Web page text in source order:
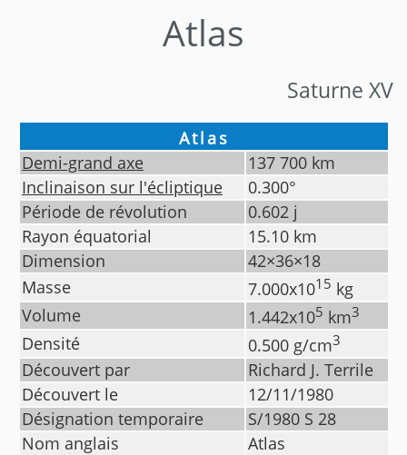
Atlas
Saturne XV
Atlas
Demi-grand axe
137 700 km
Inclinaison sur l'écliptique
0.300°
Période de révolution
0.602 j
Rayon équatorial
15.10 km
Dimension
42×36×18
Masse
7.000x1015 kg
Volume
1.442x105 km3
Densité 0.500 g/cm3
Découvert par
Richard J. Terrile
Découvert le
12/11/1980
Désignation temporaire
S/1980 S 28
Nom anglais
Atlas